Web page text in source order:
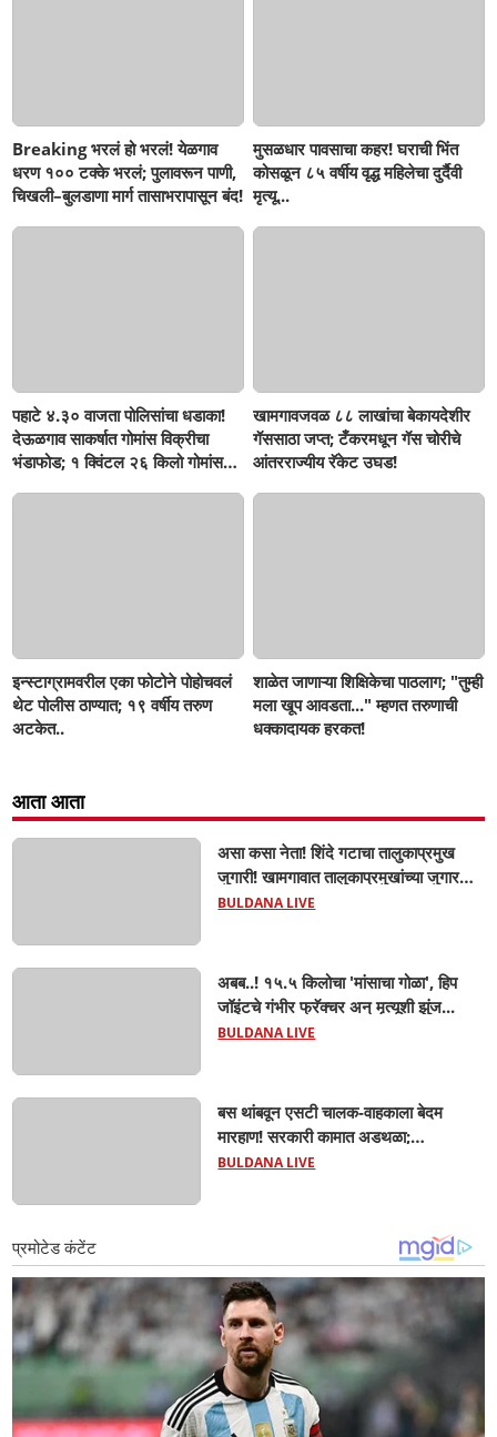
Breaking भरलं हो भरलं! येळगाव
धरण १०० टक्के भरलं; पुलावरून पाणी,
चिखली–बुलडाणा मार्ग तासाभरापासून बंद!
मुसळधार पावसाचा कहर! घराची भिंत
कोसळून ८५ वर्षीय वृद्ध महिलेचा दुर्दैवी
मृत्यू...
पहाटे ४.३० वाजता पोलिसांचा धडाका!
देऊळगाव साकर्षात गोमांस विक्रीचा
भंडाफोड; १ क्विंटल २६ किलो गोमांस
खामगावजवळ ८८ लाखांचा बेकायदेशीर
गॅससाठा जप्त; टँकरमधून गॅस चोरीचे
आंतरराज्यीय रॅकेट उघड!
इन्स्टाग्रामवरील एका फोटोने पोहोचवलं
थेट पोलीस ठाण्यात; १९ वर्षीय तरुण
अटकेत..
शाळेत जाणाऱ्या शिक्षिकेचा पाठलाग; "तुम्ही
मला खूप आवडता..." म्हणत तरुणाची
धक्कादायक हरकत!
आता आता
असा कसा नेता! शिंदे गटाचा तालुकाप्रमुख
जुगारी! खामगावात तालुकाप्रमुखांच्या जुगार
अड्ड्यावर डीवायएसपी पथकाची धाड.. अंधारात
BULDANA LIVE
अबब..! १५.५ किलोचा 'मांसाचा गोळा', हिप
जॉइंटचे गंभीर फ्रॅक्चर अन् मृत्यूशी झुंज...
BULDANA LIVE
बस थांबवून एसटी चालक-वाहकाला बेदम
मारहाण! सरकारी कामात अडथळा;
प्रवाशांसमोर धिंगाणा घालणाऱ्या तिघांविरुद्ध
BULDANA LIVE